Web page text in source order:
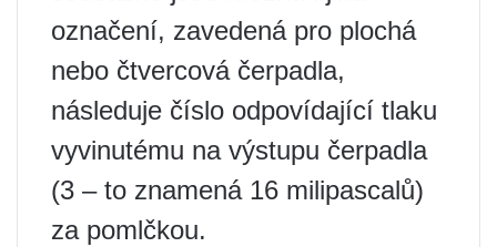
označení, zavedená pro plochá
nebo čtvercová čerpadla,
následuje číslo odpovídající tlaku
vyvinutému na výstupu čerpadla
(3 – to znamená 16 milipascalů)
za pomlčkou.